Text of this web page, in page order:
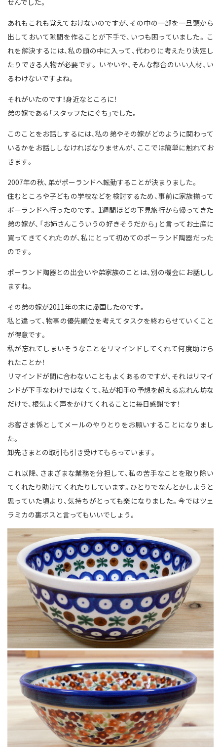
せんでした。
あれもこれも覚えておけないのですが、その中の一部を一旦頭から
出しておいて隙間を作ることが下手で、いつも困っていました。 こ
れを解決するには、私の頭の中に入って、代わりに考えたり決定し
たりできる人物が必要です。 いやいや、そんな都合のいい人材、い
るわけないですよね。
それがいたのです！身近なところに！
弟の嫁である「スタッフたにぐち」でした。
このことをお話しするには、私の弟やその嫁がどのように関わって
いるかをお話ししなければなりませんが、ここでは簡単に触れてお
きます。
2007年の秋、弟がポーランドへ転勤することが決まりました。
住むところや子どもの学校などを検討するため、事前に家族揃って
ポーランドへ行ったのです。 1週間ほどの下見旅行から帰ってきた
弟の嫁が、「お姉さんこういうの好きそうだから」と言ってお土産に
買ってきてくれたのが、私にとって初めてのポーランド陶器だった
のです。
ポーランド陶器との出会いや弟家族のことは、別の機会にお話しし
ますね。
その弟の嫁が2011年の末に帰国したのです。
私と違って、物事の優先順位を考えてタスクを終わらせていくこと
が得意です。
私が忘れてしまいそうなことをリマインドしてくれて何度助けら
れたことか！
リマインドが間に合わないこともよくあるのですが、それはリマイ
ンドが下手なわけではなくて、私が相手の予想を超える忘れん坊な
だけで、根気よく声をかけてくれることに毎日感謝です！
お客さま係としてメールのやりとりをお願いすることになりまし
た。
卸先さまとの取引も引き受けてもらっています。
これ以降、さまざまな業務を分担して、私の苦手なことを取り除い
てくれたり助けてくれたりしています。ひとりでなんとかしようと
思っていた頃より、気持ちがとっても楽になりました。今ではツェ
ラミカの裏ボスと言ってもいいでしょう。